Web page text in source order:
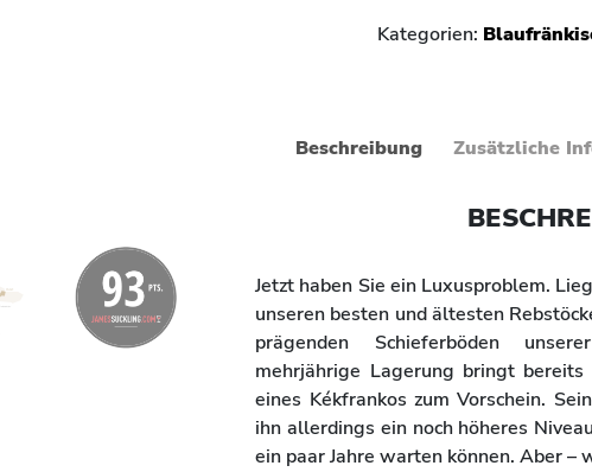
Kategorien:
Beschreibung Zusätzliche
Jetzt haben Sie ein Luxusproblem.
unseren besten und ältesten
prägenden Schieferböden
mehrjährige Lagerung bringt
eines Kékfrankos zum Vorschein.
ihn allerdings ein noch höheres
ein paar Jahre warten können. Aber –